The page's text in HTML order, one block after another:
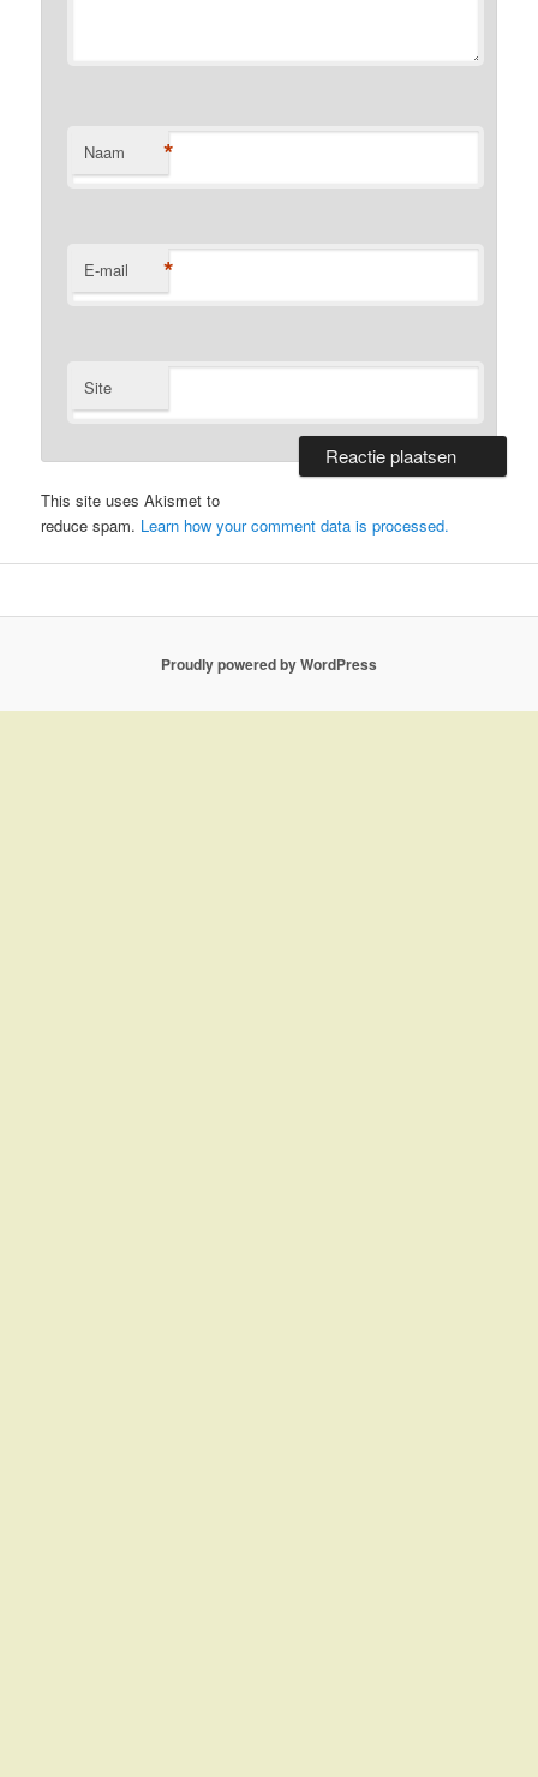
Naam *
E-mail *
Site
This site uses Akismet to
reduce spam. Learn how your comment data is processed.
Proudly powered by WordPress